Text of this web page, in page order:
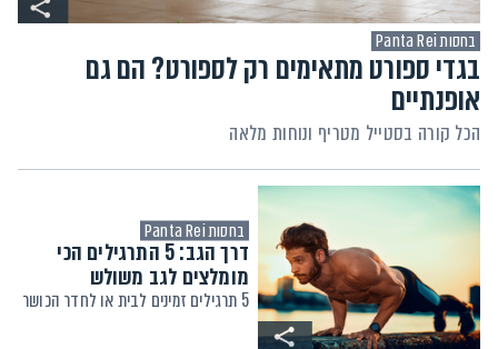
בחסות Panta Rei
בגדי ספורט מתאימים רק לספורט? הם גם
אופנתיים
הכל קורה בסטייל מטריף ונוחות מלאה
בחסות Panta Rei
דרך הגב: 5 התרגילים הכי
מומלצים לגב משולש
5 תרגילים זמינים לבית או לחדר הכושר